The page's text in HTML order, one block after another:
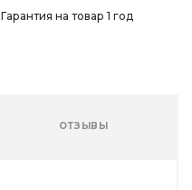
Гарантия на товар 1 год
ОТЗЫВЫ